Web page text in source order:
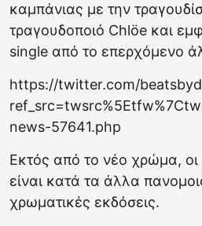
καμπάνιας με την
τραγουδοποιό Chlöe και
single από το επερχόμενο
https://twitter.com/
news-57641.php
Εκτός από το νέο χρώμα,
είναι κατά τα άλλα
χρωματικές εκδόσεις.